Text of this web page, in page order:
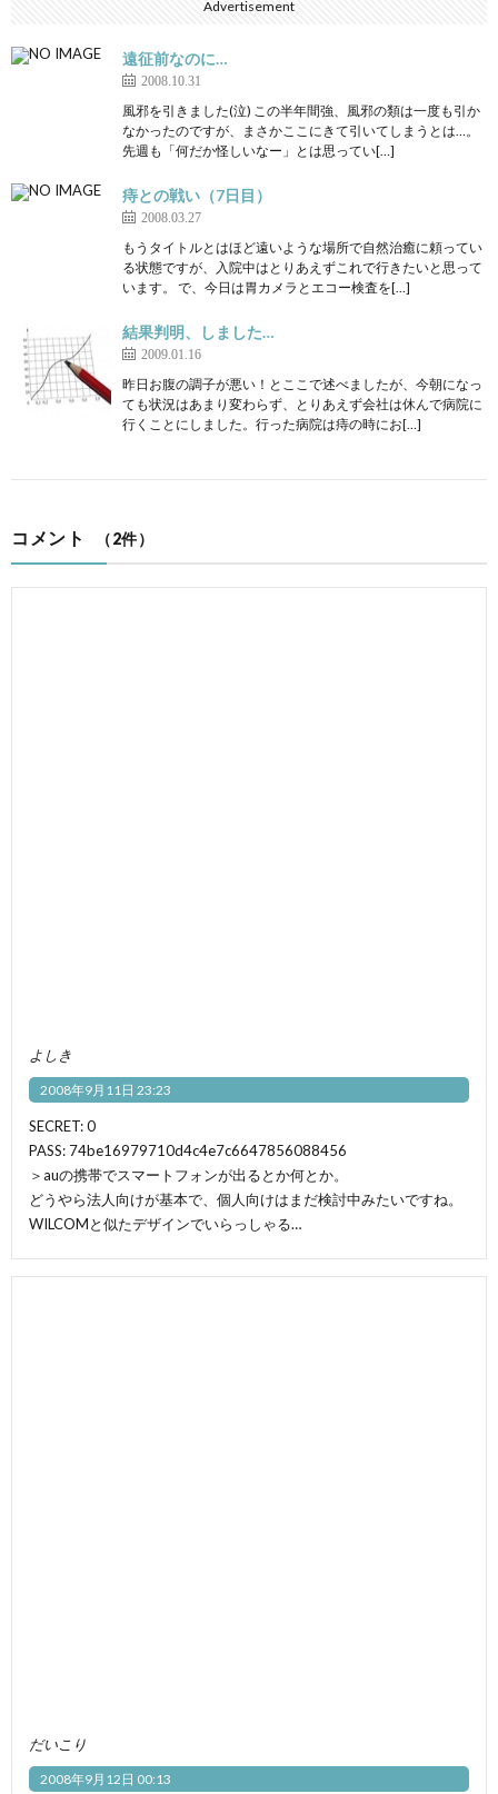
Advertisement
遠征前なのに…
2008.10.31
風邪を引きました(泣) この半年間強、風邪の類は一度も引か
なかったのですが、まさかここにきて引いてしまうとは…。
先週も「何だか怪しいなー」とは思ってい[…]
痔との戦い（7日目）
2008.03.27
もうタイトルとはほど遠いような場所で自然治癒に頼ってい
る状態ですが、入院中はとりあえずこれで行きたいと思って
います。 で、今日は胃カメラとエコー検査を[…]
結果判明、しました…
2009.01.16
昨日お腹の調子が悪い！とここで述べましたが、今朝になっ
ても状況はあまり変わらず、とりあえず会社は休んで病院に
行くことにしました。行った病院は痔の時にお[…]
コメント （2件）
よしき
2008年9月11日 23:23
SECRET: 0
PASS: 74be16979710d4c4e7c6647856088456
＞auの携帯でスマートフォンが出るとか何とか。
どうやら法人向けが基本で、個人向けはまだ検討中みたいですね。
WILCOMと似たデザインでいらっしゃる…
だいこり
2008年9月12日 00:13